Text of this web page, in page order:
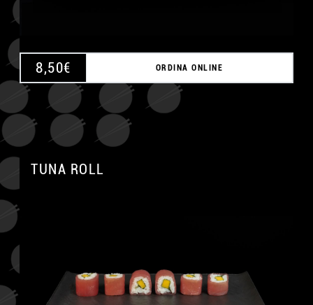
8,50€ ORDINA ONLINE
TUNA ROLL